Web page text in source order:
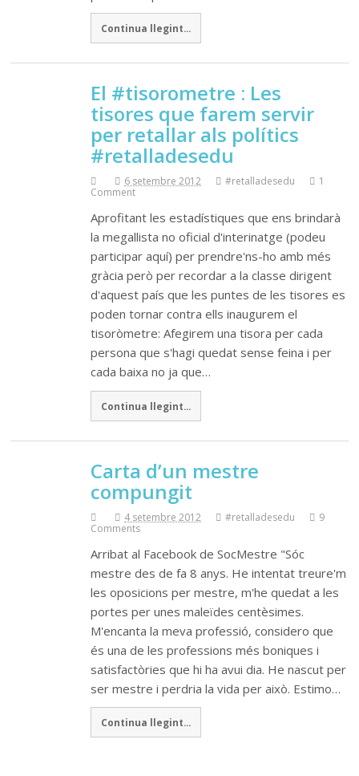
Continua llegint...
El #tisorometre : Les
tisores que farem servir
per retallar als polítics
#retalladesedu
6 setembre 2012 #retalladesedu
1
Comment
Aprofitant les estadístiques que ens brindarà
la megallista no oficial d'interinatge (podeu
participar aquí) per prendre'ns-ho amb més
gràcia però per recordar a la classe dirigent
d'aquest país que les puntes de les tisores es
poden tornar contra ells inaugurem el
tisoròmetre: Afegirem una tisora per cada
persona que s'hagi quedat sense feina i per
cada baixa no ja que…
Continua llegint...
Carta d’un mestre
compungit
4 setembre 2012 #retalladesedu
9
Comments
Arribat al Facebook de SocMestre "Sóc
mestre des de fa 8 anys. He intentat treure'm
les oposicions per mestre, m'he quedat a les
portes per unes maleïdes centèsimes.
M'encanta la meva professió, considero que
és una de les professions més boniques i
satisfactòries que hi ha avui dia. He nascut per
ser mestre i perdria la vida per això. Estimo…
Continua llegint...